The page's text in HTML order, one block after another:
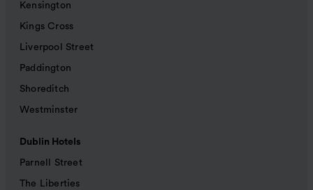
Kensington
Kings Cross
Liverpool Street
Paddington
Shoreditch
Westminster
Dublin Hotels
Parnell Street
The Liberties